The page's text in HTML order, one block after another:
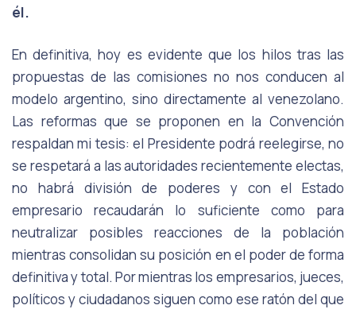
él.
En definitiva, hoy es evidente que los hilos tras las
propuestas de las comisiones no nos conducen al
modelo argentino, sino directamente al venezolano.
Las reformas que se proponen en la Convención
respaldan mi tesis: el Presidente podrá reelegirse, no
se respetará a las autoridades recientemente electas,
no habrá división de poderes y con el Estado
empresario recaudarán lo suficiente como para
neutralizar posibles reacciones de la población
mientras consolidan su posición en el poder de forma
definitiva y total. Por mientras los empresarios, jueces,
políticos y ciudadanos siguen como ese ratón del que